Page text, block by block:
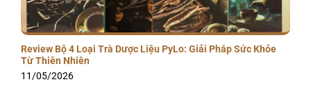
Review Bộ 4 Loại Trà Dược Liệu PyLo: Giải Pháp Sức Khỏe
Từ Thiên Nhiên
11/05/2026